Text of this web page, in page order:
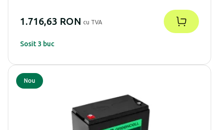
1.716,63 RON cu TVA
Sosit 3 buc
Nou